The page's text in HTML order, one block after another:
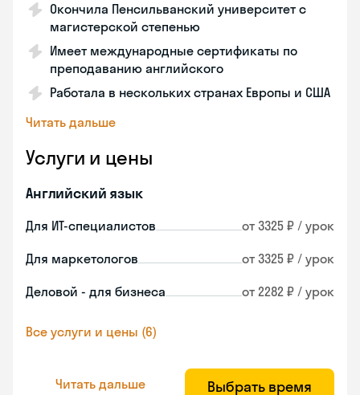
Окончила Пенсильванский университет с
магистерской степенью
Имеет международные сертификаты по
преподаванию английского
Работала в нескольких странах Европы и США
Читать дальше
Услуги и цены
Английский язык
Для ИТ-специалистов от 3325 ₽ / урок
Для маркетологов от 3325 ₽ / урок
Деловой - для бизнеса от 2282 ₽ / урок
Все услуги и цены (6)
Читать дальше Выбрать время